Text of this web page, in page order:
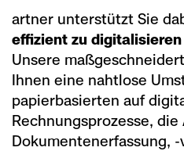
artner unterstützt Sie
effizient zu
Unsere
Ihnen eine nahtlose
papierbasierten auf
Rechnungsprozesse,
Dokumentenerfassung,